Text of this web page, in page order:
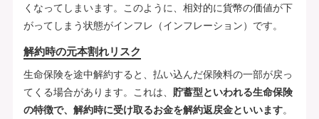
くなってしまいます。このように、相対的に貨幣の価値が下
がってしまう状態がインフレ（インフレーション）です。
解約時の元本割れリスク
生命保険を途中解約すると、払い込んだ保険料の一部が戻っ
てくる場合があります。これは、 貯蓄型といわれる生命保険
の特徴で、解約時に受け取るお金を解約返戻金といいます。